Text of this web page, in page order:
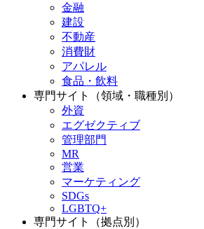
金融
建設
不動産
消費財
アパレル
食品・飲料
専門サイト（領域・職種別）
外資
エグゼクティブ
管理部門
MR
営業
マーケティング
SDGs
LGBTQ+
専門サイト（拠点別）